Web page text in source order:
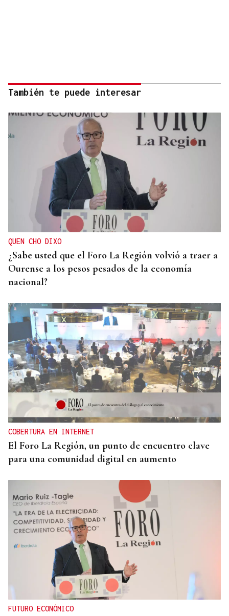
También te puede interesar
QUEN CHO DIXO
¿Sabe usted que el Foro La Región volvió a traer a
Ourense a los pesos pesados de la economía
nacional?
COBERTURA EN INTERNET
El Foro La Región, un punto de encuentro clave
para una comunidad digital en aumento
FUTURO ECONÓMICO